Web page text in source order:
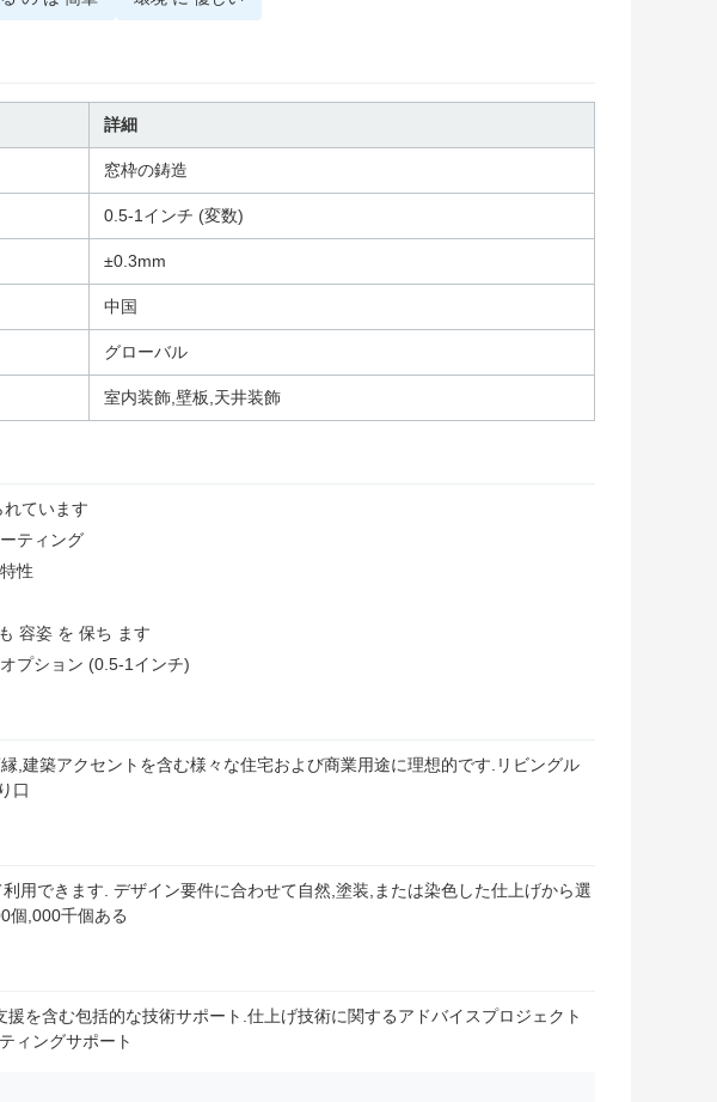
詳細
窓枠の鋳造
0.5-1インチ (変数)
±0.3mm
中国
グローバル
室内装飾,壁板,天井装飾
ています
ティング
性
容姿 を 保ち ます
プション (0.5-1インチ)
,建築アクセントを含む様々な住宅および商業用途に理想的です.リビングル
口
用できます. デザイン要件に合わせて自然,塗装,または染色した仕上げから選
個,000千個ある
を含む包括的な技術サポート.仕上げ技術に関するアドバイスプロジェクト
ィングサポート